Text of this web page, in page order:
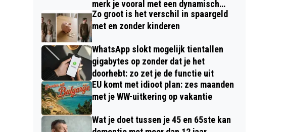
merk je vooral met een dynamisch
contract
Zo groot is het verschil in spaargeld
met en zonder kinderen
WhatsApp slokt mogelijk tientallen
gigabytes op zonder dat je het
doorhebt: zo zet je de functie uit
EU komt met idioot plan: zes maanden
met je WW-uitkering op vakantie
Wat je doet tussen je 45 en 65ste kan